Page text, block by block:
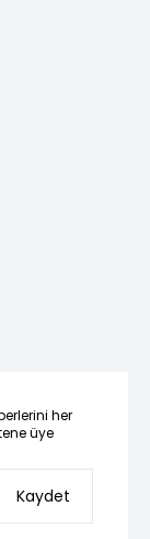
her
üye
Kaydet